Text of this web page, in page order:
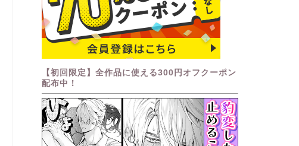
【初回限定】全作品に使える300円オフクーポン
配布中！